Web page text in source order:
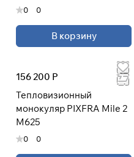
0 0
В корзину
156 200 Р
Тепловизионный
монокуляр PIXFRA Mile 2
М625
0 0